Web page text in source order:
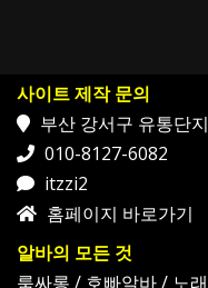
사이트 제작 문의
부산 강서구 유통단
010-8127-6082
itzzi2
홈페이지 바로가기
알바의 모든 것
룸싸롱 / 호빠알바/ 노